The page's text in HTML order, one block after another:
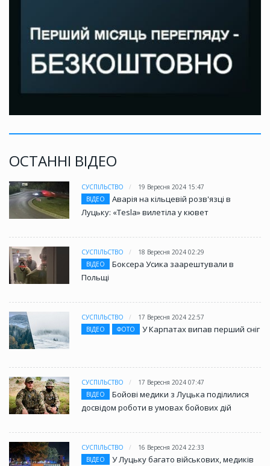
ОСТАННІ ВІДЕО
СУСПІЛЬСТВО
19 Вересня 2024 15:47
ВІДЕО
Аварія на кільцевій розв'язці в
Луцьку: «Tesla» вилетіла у кювет
СУСПІЛЬСТВО
18 Вересня 2024 02:29
ВІДЕО
Боксера Усика заарештували в
Польщі
СУСПІЛЬСТВО
17 Вересня 2024 22:57
ВІДЕО
ФОТО У Карпатах випав перший сніг
СУСПІЛЬСТВО
17 Вересня 2024 07:47
ВІДЕО
Бойові медики з Луцька поділилися
досвідом роботи в умовах бойових дій
СУСПІЛЬСТВО
16 Вересня 2024 22:33
ВІДЕО
У Луцьку багато військових, медиків